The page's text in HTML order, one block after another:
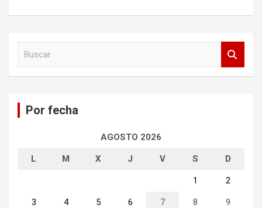
Por fecha
AGOSTO 2026
L M X J V S D
1 2
3 4 5 6 7 8 9